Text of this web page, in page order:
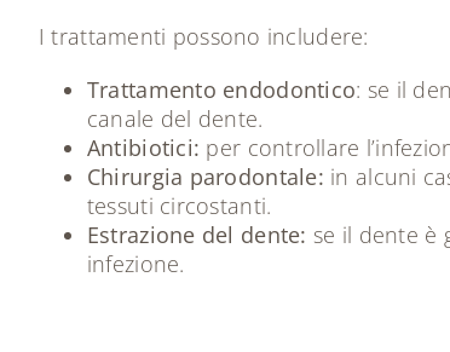
I trattamenti possono includere:
Trattamento endodontico: se il
canale del dente.
Antibiotici: per controllare
Chirurgia parodontale: in alcuni
tessuti circostanti.
Estrazione del dente: se il dente è
infezione.